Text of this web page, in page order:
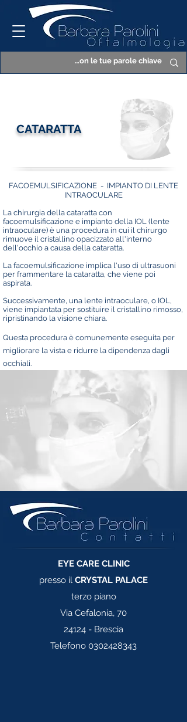
CATARATTA
FACOEMULSIFICAZIONE - IMPIANTO DI LENTE
INTRAOCULARE
La chirurgia della cataratta con
facoemulsificazione e impianto della IOL (lente
intraoculare) è una procedura in cui il chirurgo
rimuove il cristallino opacizzato all'interno
dell'occhio a causa della cataratta.
La facoemulsificazione implica l'uso di ultrasuoni
per frammentare la cataratta, che viene poi
aspirata.
Successivamente, una lente intraoculare, o IOL,
viene impiantata per sostituire il cristallino rimosso,
ripristinando la visione chiara.
Questa procedura è comunemente eseguita per
migliorare la vista e ridurre la dipendenza dagli
occhiali.
EYE CARE CLINIC
presso il CRYSTAL PALACE
terzo piano
Via Cefalonia, 70
24124 - Brescia
Telefono 0302428343